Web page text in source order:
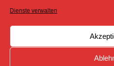
Dienste verwalten
SOFERN NICHT ANDERS
COPYRIGHT DES